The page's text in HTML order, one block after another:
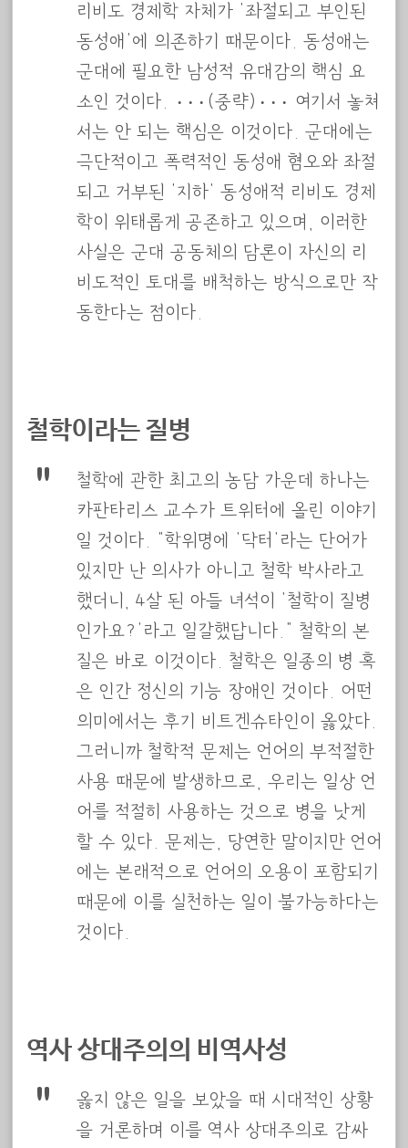
리비도 경제학 자체가 ‘좌절되고 부인된
동성애’에 의존하기 때문이다. 동성애는
군대에 필요한 남성적 유대감의 핵심 요
소인 것이다. ···(중략)··· 여기서 놓쳐
서는 안 되는 핵심은 이것이다. 군대에는
극단적이고 폭력적인 동성애 혐오와 좌절
되고 거부된 ‘지하’ 동성애적 리비도 경제
학이 위태롭게 공존하고 있으며, 이러한
사실은 군대 공동체의 담론이 자신의 리
비도적인 토대를 배척하는 방식으로만 작
동한다는 점이다.
철학이라는 질병
철학에 관한 최고의 농담 가운데 하나는
카판타리스 교수가 트위터에 올린 이야기
일 것이다. “학위명에 ‘닥터’라는 단어가
있지만 난 의사가 아니고 철학 박사라고
했더니, 4살 된 아들 녀석이 ‘철학이 질병
인가요?’라고 일갈했답니다.” 철학의 본
질은 바로 이것이다. 철학은 일종의 병 혹
은 인간 정신의 기능 장애인 것이다. 어떤
의미에서는 후기 비트겐슈타인이 옳았다.
그러니까 철학적 문제는 언어의 부적절한
사용 때문에 발생하므로, 우리는 일상 언
어를 적절히 사용하는 것으로 병을 낫게
할 수 있다. 문제는, 당연한 말이지만 언어
에는 본래적으로 언어의 오용이 포함되기
때문에 이를 실천하는 일이 불가능하다는
것이다.
역사 상대주의의 비역사성
옳지 않은 일을 보았을 때 시대적인 상황
을 거론하며 이를 역사 상대주의로 감싸